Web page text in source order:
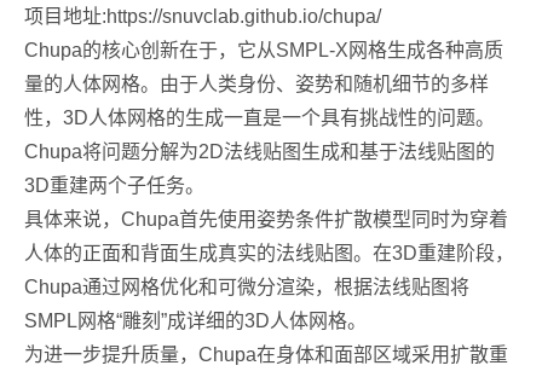
项目地址:https://snuvclab.github.io/chupa/
Chupa的核心创新在于，它从SMPL-X网格生成各种高质
量的人体网格。由于人类身份、姿势和随机细节的多样
性，3D人体网格的生成一直是一个具有挑战性的问题。
Chupa将问题分解为2D法线贴图生成和基于法线贴图的
3D重建两个子任务。
具体来说，Chupa首先使用姿势条件扩散模型同时为穿着
人体的正面和背面生成真实的法线贴图。在3D重建阶段，
Chupa通过网格优化和可微分渲染，根据法线贴图将
SMPL网格“雕刻”成详细的3D人体网格。
为进一步提升质量，Chupa在身体和面部区域采用扩散重